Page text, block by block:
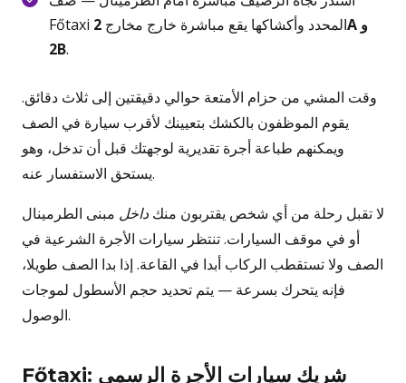
Főtaxi المحدد وأكشاكها يقع مباشرة خارج مخارج 2A و
2B.
وقت المشي من حزام الأمتعة حوالي دقيقتين إلى ثلاث دقائق.
يقوم الموظفون بالكشك بتعيينك لأقرب سيارة في الصف
ويمكنهم طباعة أجرة تقديرية لوجهتك قبل أن تدخل، وهو
يستحق الاستفسار عنه.
لا تقبل رحلة من أي شخص يقتربون منك داخل مبنى الطرمينال
أو في موقف السيارات. تنتظر سيارات الأجرة الشرعية في
الصف ولا تستقطب الركاب أبدا في القاعة. إذا بدا الصف طويلا،
فإنه يتحرك بسرعة — يتم تحديد حجم الأسطول لموجات
الوصول.
Főtaxi: شريك سيارات الأجرة الرسمي